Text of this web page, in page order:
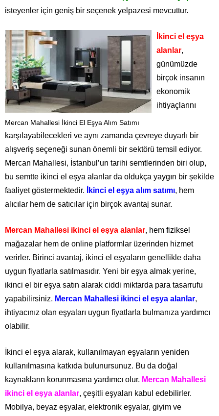
isteyenler için geniş bir seçenek yelpazesi mevcuttur.
Mercan Mahallesi İkinci El Eşya Alım Satımı
İkinci el eşya
alanlar,
günümüzde
birçok insanın
ekonomik
ihtiyaçlarını
karşılayabilecekleri ve aynı zamanda çevreye duyarlı bir
alışveriş seçeneği sunan önemli bir sektörü temsil ediyor.
Mercan Mahallesi, İstanbul’un tarihi semtlerinden biri olup,
bu semtte ikinci el eşya alanlar da oldukça yaygın bir şekilde
faaliyet göstermektedir.
İkinci el eşya alım satımı, hem
alıcılar hem de satıcılar için birçok avantaj sunar.
Mercan Mahallesi ikinci el eşya alanlar, hem fiziksel
mağazalar hem de online platformlar üzerinden hizmet
verirler. Birinci avantaj, ikinci el eşyaların genellikle daha
uygun fiyatlarla satılmasıdır. Yeni bir eşya almak yerine,
ikinci el bir eşya satın alarak ciddi miktarda para tasarrufu
yapabilirsiniz. Mercan Mahallesi ikinci el eşya alanlar,
ihtiyacınız olan eşyaları uygun fiyatlarla bulmanıza yardımcı
olabilir.
İkinci el eşya alarak, kullanılmayan eşyaların yeniden
kullanılmasına katkıda bulunursunuz. Bu da doğal
kaynakların korunmasına yardımcı olur. Mercan Mahallesi
ikinci el eşya alanlar, çeşitli eşyaları kabul edebilirler.
Mobilya, beyaz eşyalar, elektronik eşyalar, giyim ve